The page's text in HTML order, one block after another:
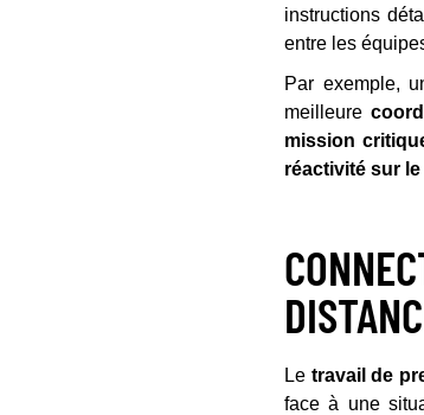
instructions
entre les
Par exemple,
meilleure
mission
réactivité sur
Le travail de
face à une